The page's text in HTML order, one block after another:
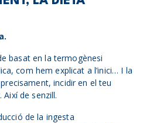
basat en la termogènesi
com hem explicat a l’inici… I la
incidir en el teu
de senzill.
de la ingesta